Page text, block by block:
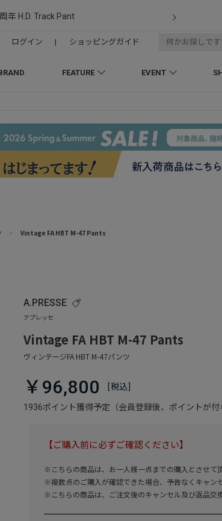
年 H.D. Track Pant
FEATURE EVENT
ログイン | ショッピングガイド
> Vintage FA HBT M-47 Pants
A.PRESSE
Vintage FA HBT M-47 Pants
1936ポイント獲得予定（会員登録後、ポイントが付
￥96,800
【ご購入前に必ずご確認ください】
※こちらの商品は、お一人様一点までの購入とさせて頂
※複数点のご購入が確認できた場合、予告なくキャン
※こちらの商品は、ご注文後のキャンセル及び返品交